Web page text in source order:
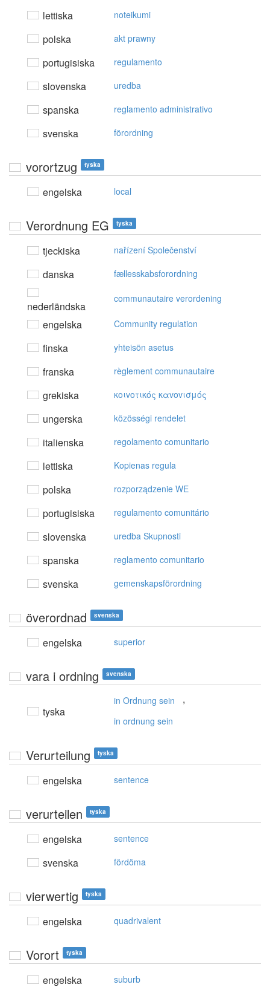
lettiska noteikumi
polska akt prawny
portugisiska regulamento
slovenska uredba
spanska reglamento administrativo
svenska förordning
vorortzug tyska
engelska local
Verordnung EG tyska
tjeckiska nařízení Společenství
danska fællesskabsforordning
nederländska
communautaire verordening
engelska Community regulation
finska yhteisön asetus
franska règlement communautaire
grekiska κoιvoτικός καvovισμός
ungerska közösségi rendelet
italienska regolamento comunitario
lettiska Kopienas regula
polska rozporządzenie WE
portugisiska regulamento comunitário
slovenska uredba Skupnosti
spanska reglamento comunitario
svenska gemenskapsförordning
överordnad svenska
engelska superior
vara i ordning svenska
tyska
in Ordnung sein ,
in ordnung sein
Verurteilung tyska
engelska sentence
verurteilen tyska
engelska sentence
svenska fördöma
vierwertig tyska
engelska quadrivalent
Vorort tyska
engelska suburb